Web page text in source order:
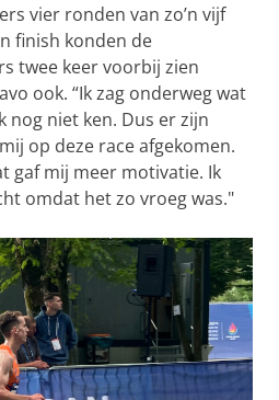
vier ronden van zo’n vijf
finish konden de
twee keer voorbij zien
ook. “Ik zag onderweg wat
nog niet ken. Dus er zijn
op deze race afgekomen.
gaf mij meer motivatie. Ik
omdat het zo vroeg was."